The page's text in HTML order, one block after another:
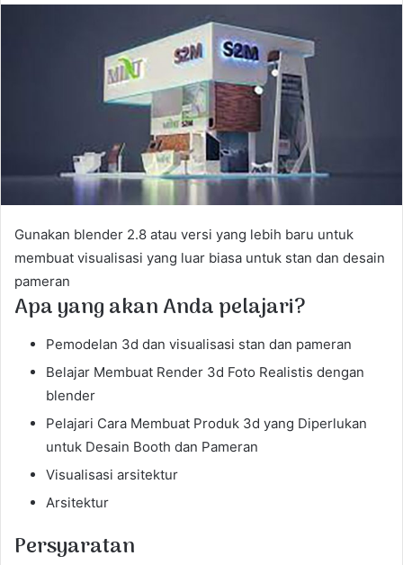
a
n
m
a
i
l
Gunakan blender 2.8 atau versi yang lebih baru untuk
membuat visualisasi yang luar biasa untuk stan dan desain
pameran
Apa yang akan Anda pelajari?
Pemodelan 3d dan visualisasi stan dan pameran
Belajar Membuat Render 3d Foto Realistis dengan
blender
Pelajari Cara Membuat Produk 3d yang Diperlukan
untuk Desain Booth dan Pameran
Visualisasi arsitektur
Arsitektur
Persyaratan